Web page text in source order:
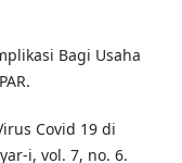
Bagi Usaha
Covid 19 di
i, vol. 7, no. 6.